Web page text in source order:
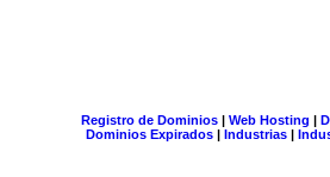
Registro de Dominios| Web Hosting |
Dominios Expirados | Industrias |